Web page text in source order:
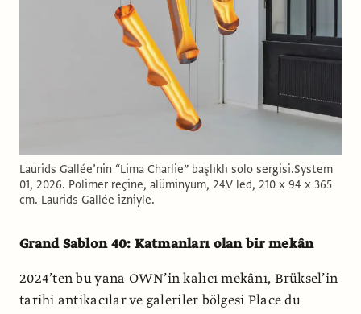
Laurids Gallée’nin “Lima Charlie” başlıklı solo sergisi.System
01, 2026. Polimer reçine, alüminyum, 24V led, 210 x 94 x 365
cm. Laurids Gallée izniyle.
Grand Sablon 40: Katmanları olan bir mekân
2024’ten bu yana OWN’in kalıcı mekânı, Brüksel’in
tarihi antikacılar ve galeriler bölgesi Place du